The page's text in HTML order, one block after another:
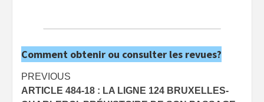
Comment obtenir ou consulter les revues?
Post
navigation
PREVIOUS
ARTICLE 484-18 : LA LIGNE 124 BRUXELLES-